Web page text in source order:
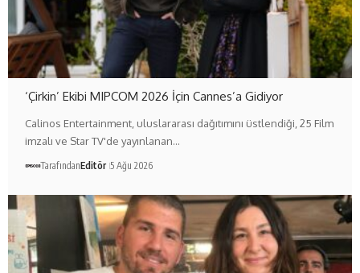
‘Çirkin’ Ekibi MIPCOM 2026 İçin Cannes’a Gidiyor
Calinos Entertainment, uluslararası dağıtımını üstlendiği, 25 Film
imzalı ve Star TV'de yayınlanan…
TarafındanEditör 5 Ağu 2026